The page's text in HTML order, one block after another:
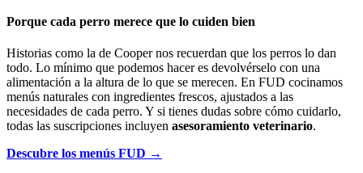
Porque cada perro merece que lo cuiden bien
Historias como la de Cooper nos recuerdan que los perros lo dan
todo. Lo mínimo que podemos hacer es devolvérselo con una
alimentación a la altura de lo que se merecen. En FUD cocinamos
menús naturales con ingredientes frescos, ajustados a las
necesidades de cada perro. Y si tienes dudas sobre cómo cuidarlo,
todas las suscripciones incluyen asesoramiento veterinario.
Descubre los menús FUD →